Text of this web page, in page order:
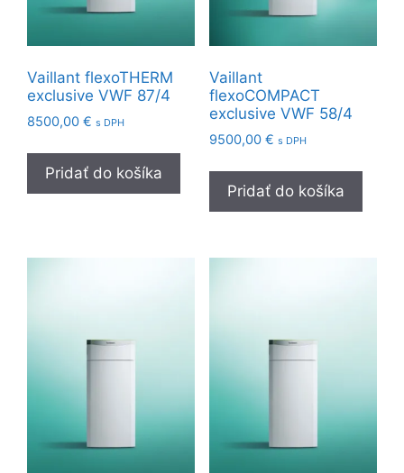
Vaillant flexoTHERM
exclusive VWF 87/4
8500,00 € s DPH
Pridať do košíka
Vaillant
flexoCOMPACT
exclusive VWF 58/4
9500,00 € s DPH
Pridať do košíka